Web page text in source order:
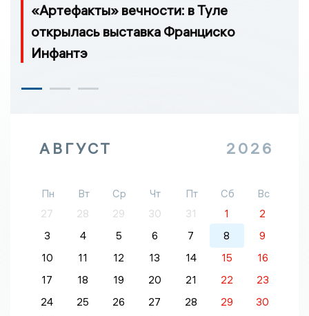
«Артефакты» вечности: в Туле
открылась выставка Франциско
Инфантэ
АВГУСТ 2026
Пн Вт Ср Чт Пт Сб
Вс
27
28 29 30 31 1
2
3
4 5 6 7 8
9
10
11 12 13 14 15
16
17
18 19 20 21 22
23
24
25 26 27 28 29
30